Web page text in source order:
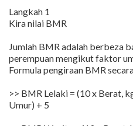
Langkah 1
Kira nilai BMR
Jumlah BMR adalah berbeza
perempuan mengikut faktor
Formula pengiraan BMR
>> BMR Lelaki = (10 x Berat,
Umur) + 5